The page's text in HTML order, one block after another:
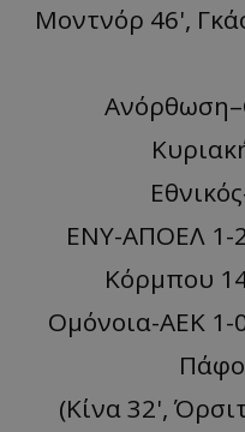
Μοντνόρ 46',
ΕΝΥ-ΑΠΟΕΛ 1-
Κόρμπου
Ομόνοια-ΑΕΚ 1-
(Kίνα32',